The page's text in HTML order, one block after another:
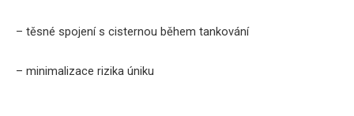
– těsné spojení s cisternou během tankování
– minimalizace rizika úniku